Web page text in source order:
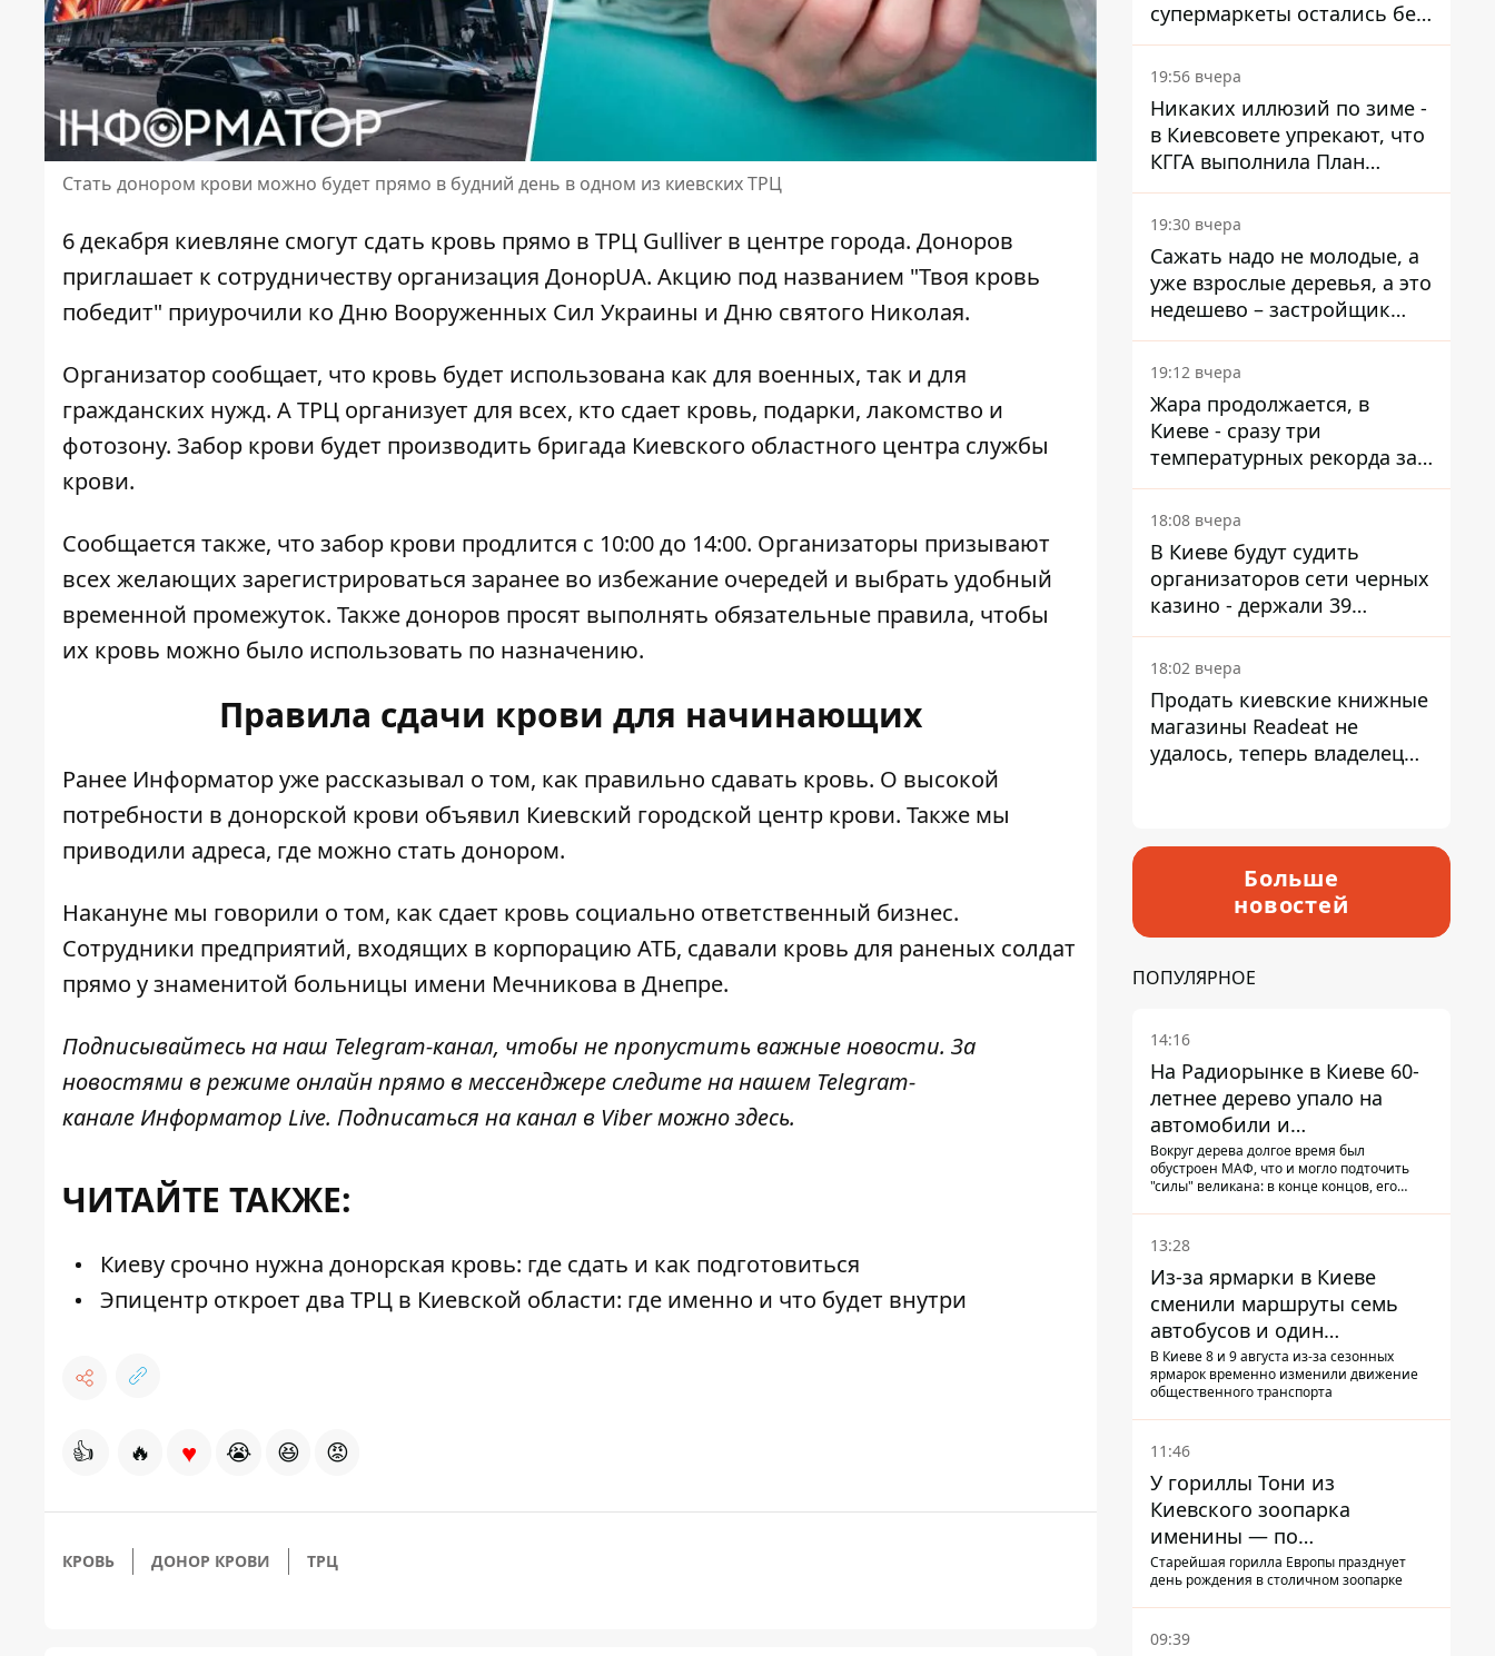
Стать донором крови можно будет прямо в будний день в одном из киевских ТРЦ
6 декабря киевляне смогут сдать кровь прямо в ТРЦ Gulliver в центре города. Доноров
приглашает к сотрудничеству организация ДонорUA. Акцию под названием "Твоя кровь
победит" приурочили ко Дню Вооруженных Сил Украины и Дню святого Николая.
Организатор сообщает, что кровь будет использована как для военных, так и для
гражданских нужд. А ТРЦ организует для всех, кто сдает кровь, подарки, лакомство и
фотозону. Забор крови будет производить бригада Киевского областного центра службы
крови.
Сообщается также, что забор крови продлится с 10:00 до 14:00. Организаторы призывают
всех желающих зарегистрироваться заранее во избежание очередей и выбрать удобный
временной промежуток. Также доноров просят выполнять обязательные правила, чтобы
их кровь можно было использовать по назначению.
Правила сдачи крови для начинающих
Ранее Информатор уже рассказывал о том, как правильно сдавать кровь. О высокой
потребности в донорской крови объявил Киевский городской центр крови. Также мы
приводили адреса, где можно стать донором.
Накануне мы говорили о том, как сдает кровь социально ответственный бизнес.
Сотрудники предприятий, входящих в корпорацию АТБ, сдавали кровь для раненых солдат
прямо у знаменитой больницы имени Мечникова в Днепре.
Подписывайтесь на наш Telegram-канал, чтобы не пропустить важные новости. За
новостями в режиме онлайн прямо в мессенджере следите на нашем Telegram-
канале Информатор Live. Подписаться на канал в Viber можноздесь.
ЧИТАЙТЕ ТАКЖЕ:
Киеву срочно нужна донорская кровь: где сдать и как подготовиться
Эпицентр откроет два ТРЦ в Киевской области: где именно и что будет внутри
👍 🔥 ♥ 😭 😆 😡
КРОВЬ ДОНОР КРОВИ ТРЦ
супермаркеты остались без
ассортимента
19:56 вчера
Никаких иллюзий по зиме -
в Киевсовете упрекают, что
КГГА выполнила План
устойчивости на 20%
19:30 вчера
Сажать надо не молодые, а
уже взрослые деревья, а это
недешево – застройщик
Никонов
19:12 вчера
Жара продолжается, в
Киеве - сразу три
температурных рекорда за
день
18:08 вчера
В Киеве будут судить
организаторов сети черных
казино - держали 39
заведений
18:02 вчера
Продать киевские книжные
магазины Readeat не
удалось, теперь владелец
Больше
новостей
ПОПУЛЯРНОЕ
14:16
На Радиорынке в Киеве 60-
летнее дерево упало на
автомобили и
травмировало человека -
подробности
Вокруг дерева долгое время был
обустроен МАФ, что и могло подточить
"силы" великана: в конце концов, его
13:28
Из-за ярмарки в Киеве
сменили маршруты семь
автобусов и один
троллейбус
В Киеве 8 и 9 августа из-за сезонных
ярмарок временно изменили движение
общественного транспорта
11:46
У гориллы Тони из
Киевского зоопарка
именины — по
человеческим меркам ему
уже больше 90 лет
Старейшая горилла Европы празднует
день рождения в столичном зоопарке
09:39